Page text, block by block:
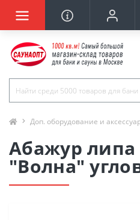
Доп. оборудование и
Абажур
"Волна"